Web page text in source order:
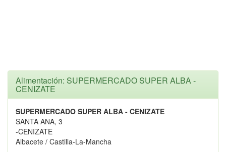
Alimentación: SUPERMERCADO SUPER ALBA -
CENIZATE
SUPERMERCADO SUPER ALBA - CENIZATE
SANTA ANA, 3
-CENIZATE
Albacete / Castilla-La-Mancha